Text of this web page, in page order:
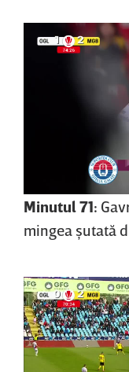
Minutul 71:
mingea şutată